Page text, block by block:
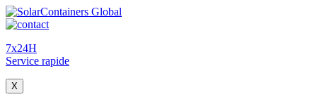
7x24H
Service rapide
X